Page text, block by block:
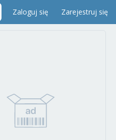
Zaloguj się Zarejestruj się